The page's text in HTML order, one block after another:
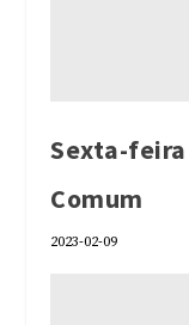
Sexta-feira
Comum
2023-02-09